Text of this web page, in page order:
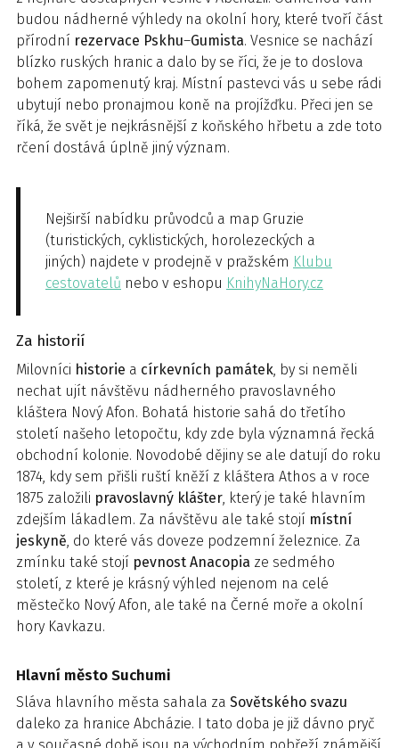
budou nádherné výhledy na okolní hory, které tvoří část
přírodní rezervace Pskhu–Gumista. Vesnice se nachází
blízko ruských hranic a dalo by se říci, že je to doslova
bohem zapomenutý kraj. Místní pastevci vás u sebe rádi
ubytují nebo pronajmou koně na projížďku. Přeci jen se
říká, že svět je nejkrásnější z koňského hřbetu a zde toto
rčení dostává úplně jiný význam.
Nejširší nabídku průvodců a map Gruzie
(turistických, cyklistických, horolezeckých a
jiných) najdete v prodejně v pražském Klubu
cestovatelů nebo v eshopu KnihyNaHory.cz
Za historií
Milovníci historie a církevních památek, by si neměli
nechat ujít návštěvu nádherného pravoslavného
kláštera Nový Afon. Bohatá historie sahá do třetího
století našeho letopočtu, kdy zde byla významná řecká
obchodní kolonie. Novodobé dějiny se ale datují do roku
1874, kdy sem přišli ruští kněží z kláštera Athos a v roce
1875 založili pravoslavný klášter, který je také hlavním
zdejším lákadlem. Za návštěvu ale také stojí místní
jeskyně, do které vás doveze podzemní železnice. Za
zmínku také stojí pevnost Anacopia ze sedmého
století, z které je krásný výhled nejenom na celé
městečko Nový Afon, ale také na Černé moře a okolní
hory Kavkazu.
Hlavní město Suchumi
Sláva hlavního města sahala za Sovětského svazu
daleko za hranice Abcházie. I tato doba je již dávno pryč